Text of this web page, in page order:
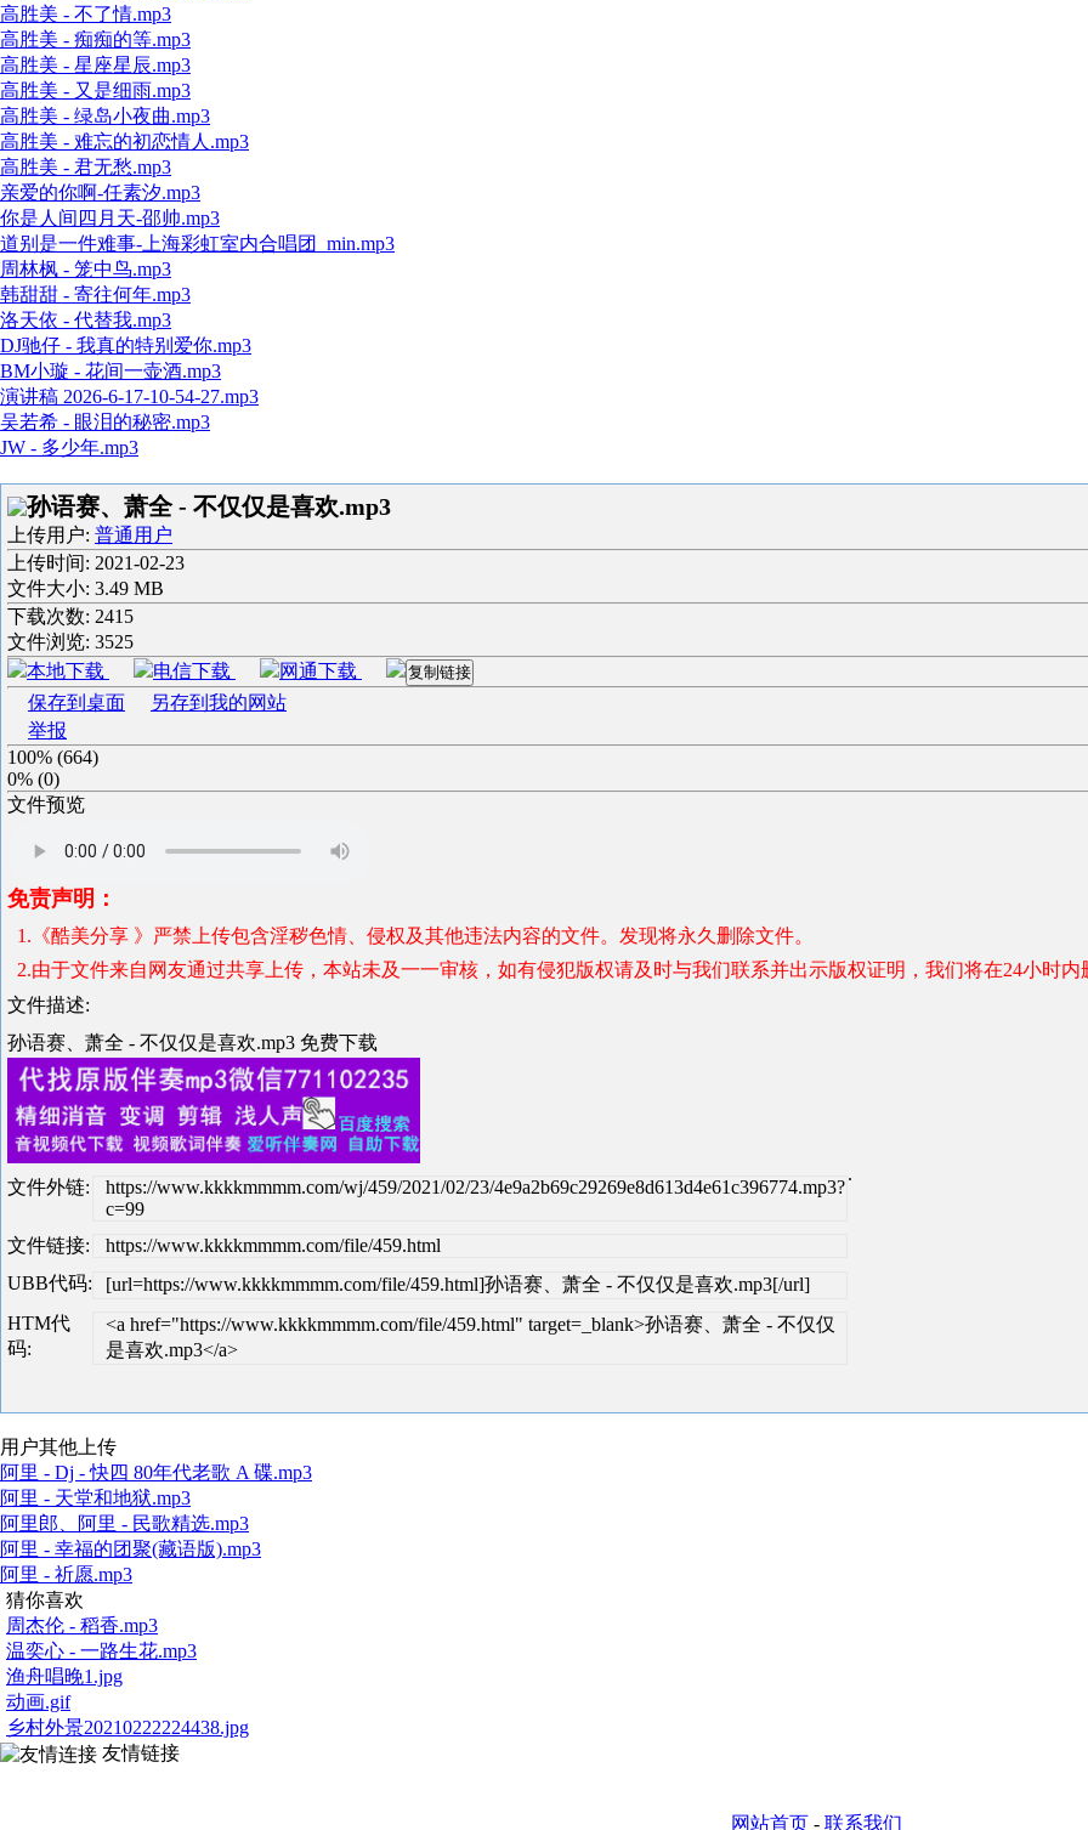
高胜美 - 不了情.mp3
高胜美 - 痴痴的等.mp3
高胜美 - 星座星辰.mp3
高胜美 - 又是细雨.mp3
高胜美 - 绿岛小夜曲.mp3
高胜美 - 难忘的初恋情人.mp3
高胜美 - 君无愁.mp3
亲爱的你啊-任素汐.mp3
你是人间四月天-邵帅.mp3
道别是一件难事-上海彩虹室内合唱团_min.mp3
周林枫 - 笼中鸟.mp3
韩甜甜 - 寄往何年.mp3
洛天依 - 代替我.mp3
DJ驰仔 - 我真的特别爱你.mp3
BM小璇 - 花间一壶酒.mp3
演讲稿 2026-6-17-10-54-27.mp3
吴若希 - 眼泪的秘密.mp3
JW - 多少年.mp3
孙语赛、萧全 - 不仅仅是喜欢.mp3
上传用户: 普通用户
上传时间: 2021-02-23
文件大小: 3.49 MB
下载次数: 2415
文件浏览: 3525
本地下载
电信下载 网通下载 复制链接
保存到桌面
另存到我的网站
举报
100% (664)
0% (0)
文件预览
免责声明：
1.《酷美分享 》严禁上传包含淫秽色情、侵权及其他违法内容的文件。发现将永久删除文件。
2.由于文件来自网友通过共享上传，本站未及一一审核，如有侵犯版权请及时与我们联系并出示版权证明，我们将在24小时内
文件描述:
孙语赛、萧全 - 不仅仅是喜欢.mp3 免费下载
文件外链:
https://www.kkkkmmmm.com/wj/459/2021/02/23/4e9a2b69c29269e8d613d4e61c396774.mp3?
c=99
文件链接:
https://www.kkkkmmmm.com/file/459.html
UBB代码:
[url=https://www.kkkkmmmm.com/file/459.html]孙语赛、萧全 - 不仅仅是喜欢.mp3[/url]
HTM代
码:
<a href="https://www.kkkkmmmm.com/file/459.html" target=_blank>孙语赛、萧全 - 不仅仅
是喜欢.mp3</a>
.
用户其他上传
阿里 - Dj - 快四 80年代老歌 A 碟.mp3
阿里 - 天堂和地狱.mp3
阿里郎、阿里 - 民歌精选.mp3
阿里 - 幸福的团聚(藏语版).mp3
阿里 - 祈愿.mp3
猜你喜欢
周杰伦 - 稻香.mp3
温奕心 - 一路生花.mp3
渔舟唱晚1.jpg
动画.gif
乡村外景20210222224438.jpg
友情链接
网站首页- 联系我们